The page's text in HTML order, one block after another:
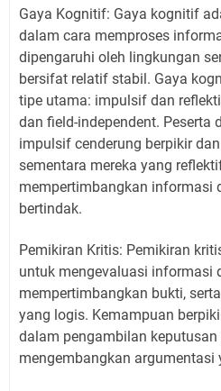
Gaya Kognitif: Gaya kognitif
dalam cara memproses
dipengaruhi oleh lingkungan
bersifat relatif stabil. Gaya
tipe utama: impulsif dan
dan field-independent.
impulsif cenderung berpikir
sementara mereka yang
mempertimbangkan informasi
bertindak.
Pemikiran Kritis: Pemikiran
untuk mengevaluasi informasi
mempertimbangkan bukti,
yang logis. Kemampuan
dalam pengambilan
mengembangkan argumentasi